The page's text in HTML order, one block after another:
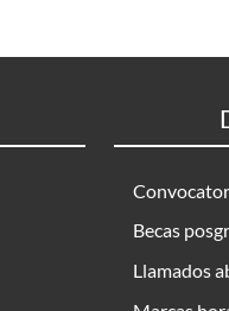
Becas
Llamados